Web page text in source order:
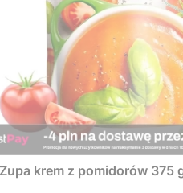
krem z pomidorów 375